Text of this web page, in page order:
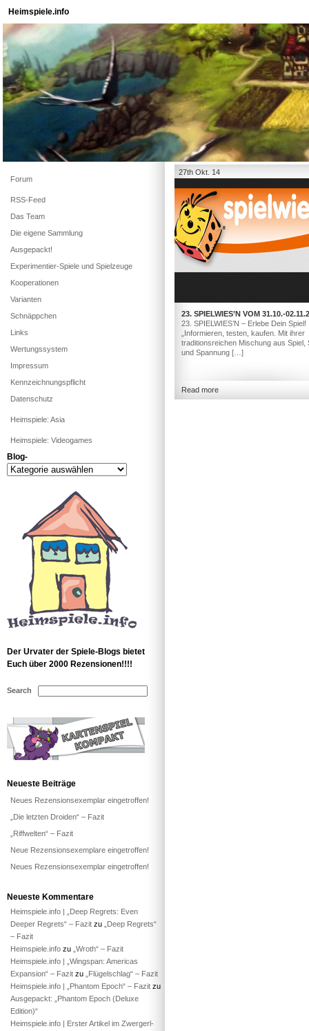
Heimspiele.info
27th Okt. 14
23. SPIELWIES’N VOM 31.10.-
23. SPIELWIES’N – Erlebe Dein Spiel!
„Informieren, testen, kaufen. Mit ihrer
traditionsreichen Mischung aus Spiel,
und Spannung […]
Read more
Forum
RSS-Feed
Das Team
Die eigene Sammlung
Ausgepackt!
Experimentier-Spiele und Spielzeuge
Kooperationen
Varianten
Schnäppchen
Links
Wertungssystem
Impressum
Kennzeichnungspflicht
Datenschutz
Heimspiele: Asia
Heimspiele: Videogames
Blog-
Blog-
Der Urvater der Spiele-Blogs bietet
Euch über 2000 Rezensionen!!!!
Search
Neueste Beiträge
Neues Rezensionsexemplar eingetroffen!
„Die letzten Droiden“ – Fazit
„Riffwelten“ – Fazit
Neue Rezensionsexemplare eingetroffen!
Neues Rezensionsexemplar eingetroffen!
Neueste Kommentare
Heimspiele.info | „Deep Regrets: Even
Deeper Regrets“ – Fazit zu
„Deep Regrets“
– Fazit
Heimspiele.info zu „Wroth“ – Fazit
Heimspiele.info | „Wingspan: Americas
Expansion“ – Fazit zu
„Flügelschlag“ – Fazit
Heimspiele.info | „Phantom Epoch“ – Fazit zu
Ausgepackt: „Phantom Epoch (Deluxe
Edition)“
Heimspiele.info | Erster Artikel im Zwergerl-